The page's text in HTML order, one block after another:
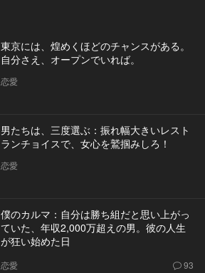
東京には、煌めくほどのチャンスがある。
自分さえ、オープンでいれば。
恋愛
男たちは、三度選ぶ：振れ幅大きいレスト
ランチョイスで、女心を鷲掴みしろ！
恋愛
僕のカルマ：自分は勝ち組だと思い上がっ
ていた、年収2,000万超えの男。彼の人生
が狂い始めた日
恋愛 93